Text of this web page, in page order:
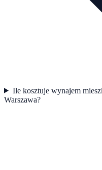
Ile kosztuje wynajem
Warszawa?